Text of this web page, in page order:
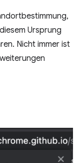
Ursprung
Nicht immer ist